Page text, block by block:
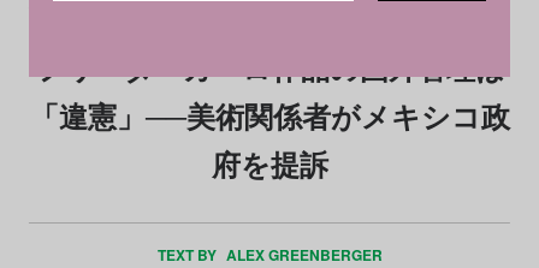
フリーダ・カーロ作品の国外管理は
「違憲」──美術関係者がメキシコ政
府を提訴
TEXT BY ALEX GREENBERGER